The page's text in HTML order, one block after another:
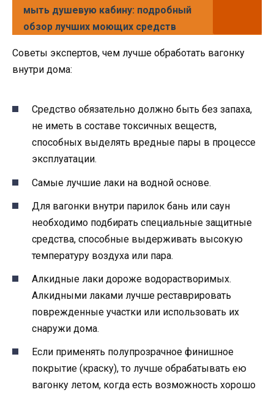
мыть душевую кабину: подробный
обзор лучших моющих средств
Советы экспертов, чем лучше обработать вагонку
внутри дома:
Средство обязательно должно быть без запаха,
не иметь в составе токсичных веществ,
способных выделять вредные пары в процессе
эксплуатации.
Самые лучшие лаки на водной основе.
Для вагонки внутри парилок бань или саун
необходимо подбирать специальные защитные
средства, способные выдерживать высокую
температуру воздуха или пара.
Алкидные лаки дороже водорастворимых.
Алкидными лаками лучше реставрировать
поврежденные участки или использовать их
снаружи дома.
Если применять полупрозрачное финишное
покрытие (краску), то лучше обрабатывать ею
вагонку летом, когда есть возможность хорошо